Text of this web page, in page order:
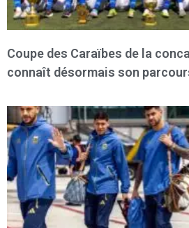
Coupe des Caraïbes de la
connaît désormais son